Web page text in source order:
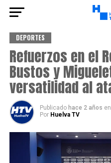
DEPORTES
Refuerzos en el
Bustos y
versatilidad al
Publicado hace 2 años en
Por Huelva TV